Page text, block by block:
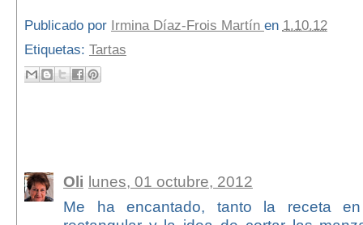
Publicado por Irmina Díaz-Frois Martín en 1.10.12
Etiquetas: Tartas
Oli lunes, 01 octubre, 2012
Me ha encantado, tanto la receta